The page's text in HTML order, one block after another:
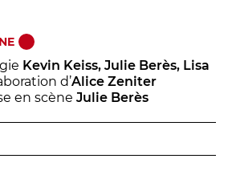
Kevin Keiss, Julie Berès, Lisa
d’Alice Zeniter
en scène Julie Berès